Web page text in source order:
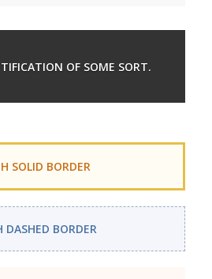
OF SOME SORT.
SOLID BORDER
DASHED BORDER